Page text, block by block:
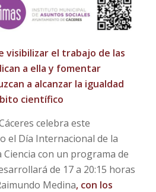
visibilizar el trabajo de las
a ella y fomentar
a alcanzar la igualdad
científico
celebra este
el Día Internacional de la
con un programa de
de 17 a 20:15 horas
Medina, con los